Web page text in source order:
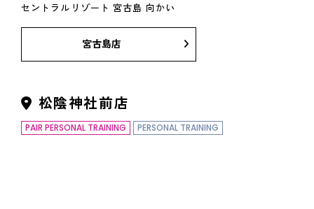
セントラルリゾート 宮古島 向かい
宮古島店
松陰神社前店
PAIR PERSONAL TRAINING PERSONAL TRAINING